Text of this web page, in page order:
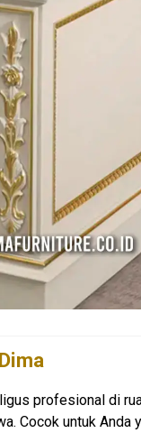
profesional di
Cocok untuk Anda